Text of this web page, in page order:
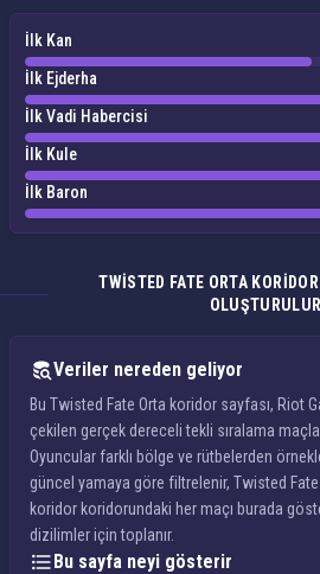
İlk Kan
İlk Ejderha
İlk Vadi Habercisi
İlk Kule
İlk Baron
TWISTED FATE ORTA
OLUŞTURULUR
Veriler nereden geliyor
Bu Twisted Fate Orta koridor sayfası, Riot
çekilen gerçek dereceli tekli sıralama
Oyuncular farklı bölge ve rütbelerden
güncel yamaya göre filtrelenir, Twisted
koridor koridorundaki her maçı burada
dizilimler için toplanır.
Bu sayfa neyi gösterir